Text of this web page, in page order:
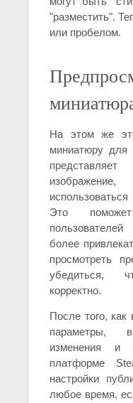
"разместить".
или пробелом.
На этом же
миниатюру для
Это
более
просмотреть
убедиться,
корректно.
После того,
параметры,
изменения и
платформе
настройки
любое время,